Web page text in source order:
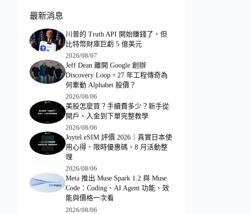
最新消息
川普的 Truth API 開始賺錢了，但
比特幣財庫巨虧 5 億美元
2026/08/07
Jeff Dean 離開 Google 創辦
Discovery Loop，27 年工程傳奇為
何牽動 Alphabet 股價？
2026/08/06
美股怎麼買？手續費多少？新手從
開戶、入金到下單完整教學
2026/08/06
Joytel eSIM 評價 2026｜真實日本使
用心得、限時優惠碼、8 月活動整
理
2026/08/06
Meta 推出 Muse Spark 1.2 與 Muse
Code：Coding、AI Agent 功能、效
能與價格一次看
2026/08/06